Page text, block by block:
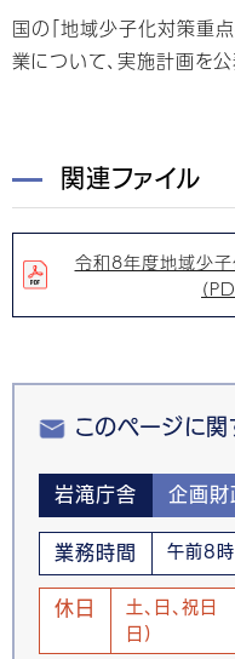
国の「地域少子化対策重
業について、実施計画を公
関連ファイル
令和8年度地域少
（
このページに
岩滝庁舎 企画財
業務時間 午前8
休日
土、日、祝
日)